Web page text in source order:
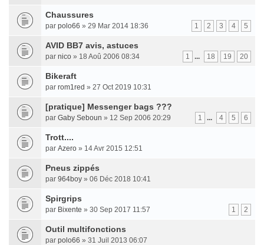
Chaussures
1 2 3 4 5
par polo66 » 29 Mar 2014 18:36
AVID BB7 avis, astuces
1 ... 18 19 20
par nico » 18 Aoû 2006 08:34
Bikeraft
par rom1red » 27 Oct 2019 10:31
[pratique] Messenger bags ???
1 ... 4 5 6
par Gaby Seboun » 12 Sep 2006 20:29
Trott....
par Azero » 14 Avr 2015 12:51
Pneus zippés
par 964boy » 06 Déc 2018 10:41
Spirgrips
1 2
par Bixente » 30 Sep 2017 11:57
Outil multifonctions
par polo66 » 31 Juil 2013 06:07